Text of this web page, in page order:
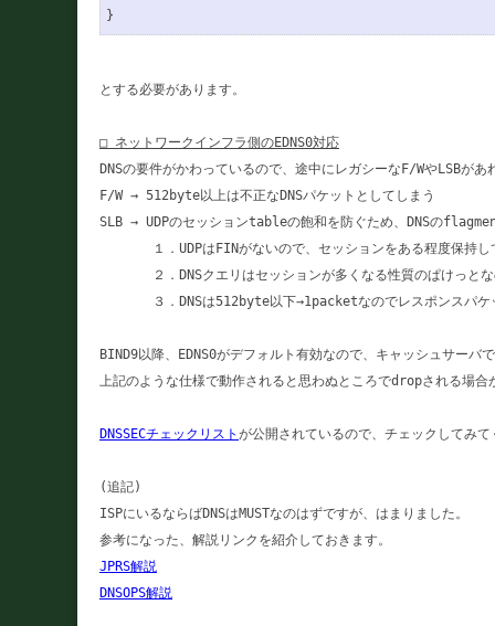
とする必要があります。
□ ネットワークインフラ側のEDNS0対応
DNSの要件がかわっているので、途中にレガシーなF/WやLSBが
F/W → 512byte以上は不正なDNSパケットとしてしまう
SLB → UDPのセッションtableの飽和を防ぐため、DNSの
１．UDPはFINがないので、セッションをある程度保持し
２．DNSクエリはセッションが多くなる性質のぱけっとな
３．DNSは512byte以下→1packetなのでレスポンスパケッ
BIND9以降、EDNS0がデフォルト有効なので、キャッシュサーバ
上記のような仕様で動作されると思わぬところでdropされる場合
DNSSECチェックリスト が公開されているので、チェックしてみて
(追記)
ISPにいるならばDNSはMUSTなのはずですが、はまりました。
JPRS解説
DNSOPS解説